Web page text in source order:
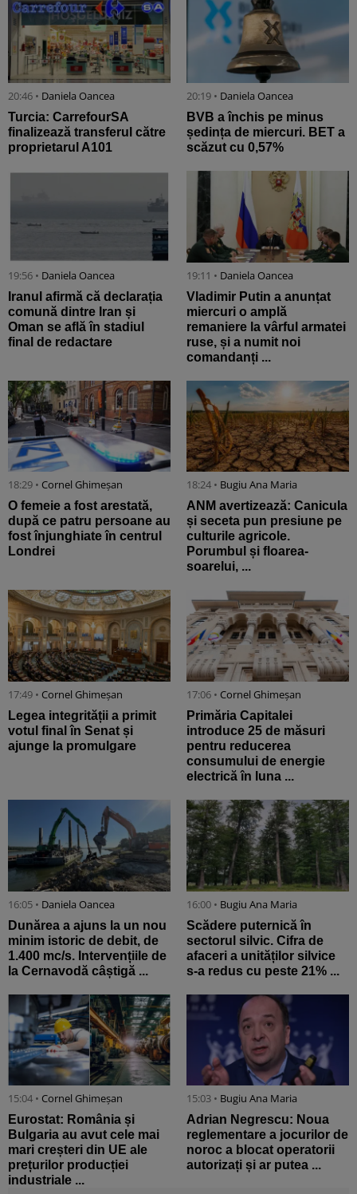
20:46 • Daniela Oancea
Turcia: CarrefourSA
finalizează transferul către
proprietarul A101
20:19 • Daniela Oancea
BVB a închis pe minus
ședința de miercuri. BET a
scăzut cu 0,57%
19:56 • Daniela Oancea
Iranul afirmă că declarația
comună dintre Iran și
Oman se află în stadiul
final de redactare
19:11 • Daniela Oancea
Vladimir Putin a anunțat
miercuri o amplă
remaniere la vârful armatei
ruse, și a numit noi
comandanți ...
18:29 • Cornel Ghimeșan
O femeie a fost arestată,
după ce patru persoane au
fost înjunghiate în centrul
Londrei
18:24 • Bugiu ⁠Ana Maria
ANM avertizează: Canicula
și seceta pun presiune pe
culturile agricole.
Porumbul și floarea-
soarelui, ...
17:49 • Cornel Ghimeșan
Legea integrității a primit
votul final în Senat și
ajunge la promulgare
17:06 • Cornel Ghimeșan
Primăria Capitalei
introduce 25 de măsuri
pentru reducerea
consumului de energie
electrică în luna ...
16:05 • Daniela Oancea
Dunărea a ajuns la un nou
minim istoric de debit, de
1.400 mc/s. Intervențiile de
la Cernavodă câștigă ...
16:00 • Bugiu ⁠Ana Maria
Scădere puternică în
sectorul silvic. Cifra de
afaceri a unităților silvice
s-a redus cu peste 21% ...
15:04 • Cornel Ghimeșan
Eurostat: România și
Bulgaria au avut cele mai
mari creșteri din UE ale
prețurilor producției
industriale ...
15:03 • Bugiu ⁠Ana Maria
Adrian Negrescu: Noua
reglementare a jocurilor de
noroc a blocat operatorii
autorizați și ar putea ...